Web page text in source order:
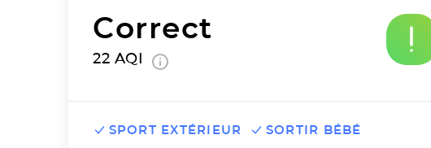
Correct
22 AQI
SPORT EXTÉRIEUR
SORTIR BÉBÉ